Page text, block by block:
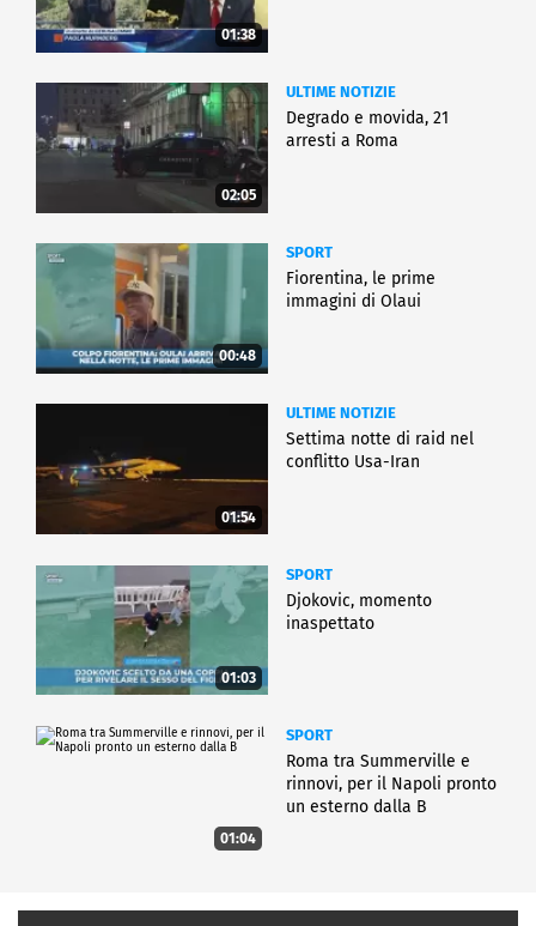
01:38
02:05
ULTIME NOTIZIE
Degrado e movida, 21
arresti a Roma
00:48
SPORT
Fiorentina, le prime
immagini di Olaui
01:54
ULTIME NOTIZIE
Settima notte di raid nel
conflitto Usa-Iran
01:03
SPORT
Djokovic, momento
inaspettato
01:04
SPORT
Roma tra Summerville e
rinnovi, per il Napoli pronto
un esterno dalla B